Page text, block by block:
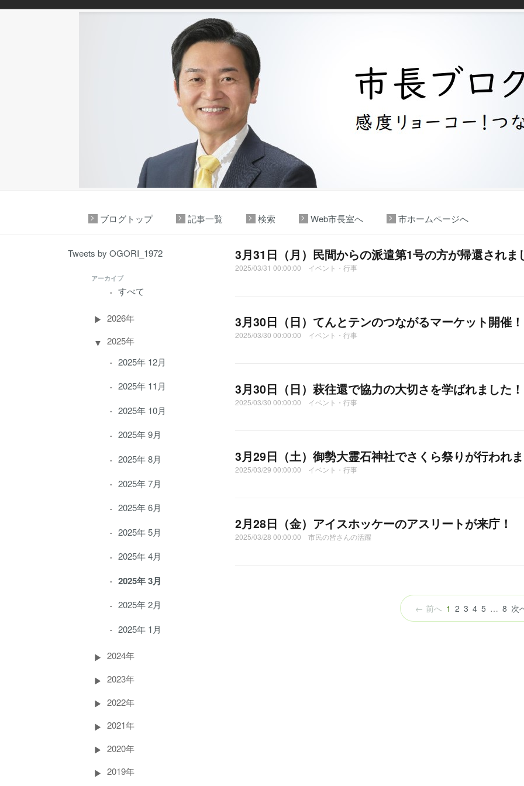
ブログトップ 記事一覧 検索 Web市長室へ 市ホームページへ
Tweets by OGORI_1972
アーカイブ
すべて
2026年
2025年
2025年 12月
2025年 11月
2025年 10月
2025年 9月
2025年 8月
2025年 7月
2025年 6月
2025年 5月
2025年 4月
2025年 3月
2025年 2月
2025年 1月
2024年
2023年
2022年
2021年
2020年
2019年
3月31日（月）民間からの派遣第1号の方が帰還されま
2025/03/31 00:00:00 イベント・行事
3月30日（日）てんとテンのつながるマーケット開催！
2025/03/30 00:00:00 イベント・行事
3月30日（日）萩往還で協力の大切さを学ばれました！
2025/03/30 00:00:00 イベント・行事
3月29日（土）御勢大霊石神社でさくら祭りが行われ
2025/03/29 00:00:00 イベント・行事
2月28日（金）アイスホッケーのアスリートが来庁！
2025/03/28 00:00:00 市民の皆さんの活躍
← 前へ 1 （こ
の
2 3 4 5 … 8 次